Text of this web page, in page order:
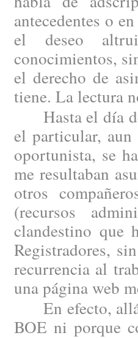
antecedentes o
el deseo
conocimientos,
el derecho de
tiene. La lectura
Hasta el día de
el particular, aun
oportunista, se
me resultaban
otros
(recursos
clandestino que
Registradores,
recurrencia al
una página web
En efecto, allá
BOE ni porque